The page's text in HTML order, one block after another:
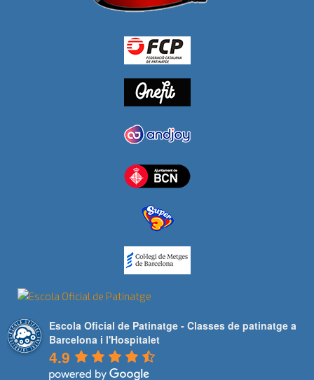
Escola Oficial de Patinatge - Classes de patinatge a
Barcelona i l'Hospitalet
4.9